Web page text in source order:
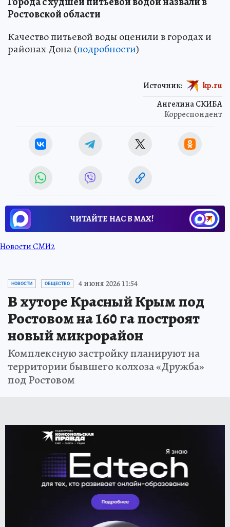
Ростовской области
Качество питьевой воды оценили в городах и
районах Дона (подробности)
Ангелина СКИБА
Корреспондент
Источник: kp.ru
ЧИТАЙТЕ НАС В МАХ!
Новости СМИ2
НОВОСТИ ОБЩЕСТВО 4 июня 2026 11:54
В хуторе Красный Крым под
Ростовом на 160 га построят
новый микрорайон
Комплексную застройку планируют на
территории бывшего колхоза «Дружба»
под Ростовом